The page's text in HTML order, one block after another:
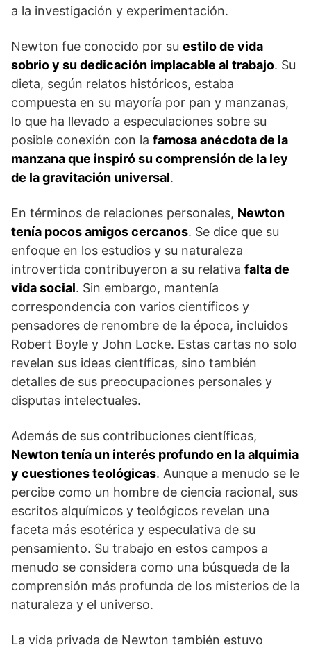
a la investigación y experimentación.
Newton fue conocido por su estilo de vida
sobrio y su dedicación implacable al trabajo. Su
dieta, según relatos históricos, estaba
compuesta en su mayoría por pan y manzanas,
lo que ha llevado a especulaciones sobre su
posible conexión con la famosa anécdota de la
manzana que inspiró su comprensión de la ley
de la gravitación universal.
En términos de relaciones personales, Newton
tenía pocos amigos cercanos. Se dice que su
enfoque en los estudios y su naturaleza
introvertida contribuyeron a su relativa falta de
vida social. Sin embargo, mantenía
correspondencia con varios científicos y
pensadores de renombre de la época, incluidos
Robert Boyle y John Locke. Estas cartas no solo
revelan sus ideas científicas, sino también
detalles de sus preocupaciones personales y
disputas intelectuales.
Además de sus contribuciones científicas,
Newton tenía un interés profundo en la alquimia
y cuestiones teológicas. Aunque a menudo se le
percibe como un hombre de ciencia racional, sus
escritos alquímicos y teológicos revelan una
faceta más esotérica y especulativa de su
pensamiento. Su trabajo en estos campos a
menudo se considera como una búsqueda de la
comprensión más profunda de los misterios de la
naturaleza y el universo.
La vida privada de Newton también estuvo